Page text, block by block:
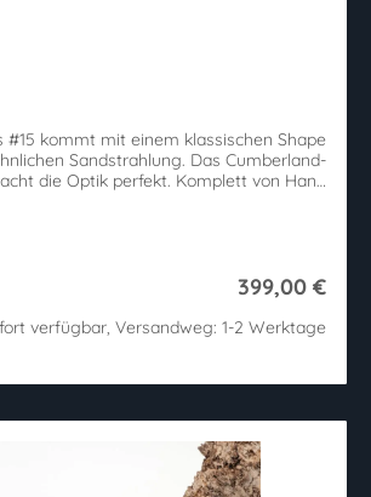
#15 kommt mit einem klassischen Shape
Sandstrahlung. Das Cumberland-
die Optik perfekt. Komplett von Hand
399,00 €
verfügbar, Versandweg: 1-2 Werktage